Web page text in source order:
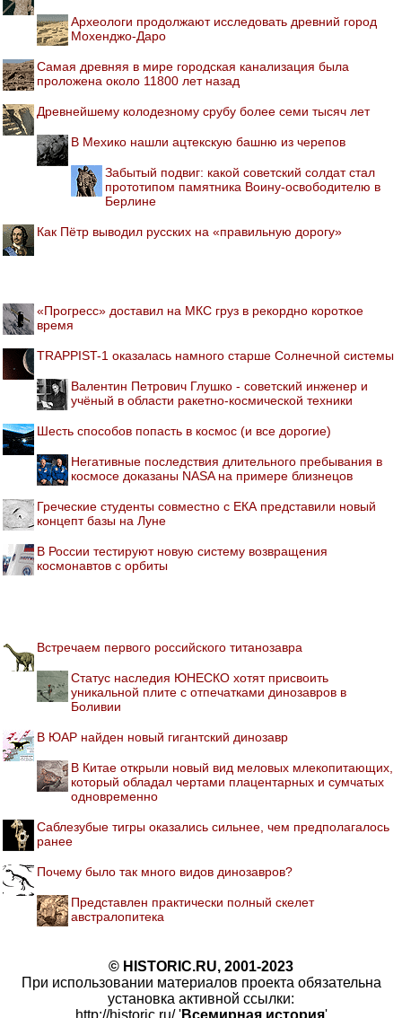
Археологи продолжают исследовать древний город
Мохенджо-Даро
Самая древняя в мире городская канализация была
проложена около 11800 лет назад
Древнейшему колодезному срубу более семи тысяч лет
В Мехико нашли ацтекскую башню из черепов
Забытый подвиг: какой советский солдат стал
прототипом памятника Воину-освободителю в
Берлине
Как Пётр выводил русских на «правильную дорогу»
«Прогресс» доставил на МКС груз в рекордно короткое
время
TRAPPIST-1 оказалась намного старше Солнечной системы
Валентин Петрович Глушко - советский инженер и
учёный в области ракетно-космической техники
Шесть способов попасть в космос (и все дорогие)
Негативные последствия длительного пребывания в
космосе доказаны NASA на примере близнецов
Греческие студенты совместно с ЕКА представили новый
концепт базы на Луне
В России тестируют новую систему возвращения
космонавтов с орбиты
Встречаем первого российского титанозавра
Статус наследия ЮНЕСКО хотят присвоить
уникальной плите с отпечатками динозавров в
Боливии
В ЮАР найден новый гигантский динозавр
В Китае открыли новый вид меловых млекопитающих,
который обладал чертами плацентарных и сумчатых
одновременно
Саблезубые тигры оказались сильнее, чем предполагалось
ранее
Почему было так много видов динозавров?
Представлен практически полный скелет
австралопитека
© HISTORIC.RU, 2001-2023
При использовании материалов проекта обязательна
установка активной ссылки:
http://historic.ru/ 'Всемирная история'